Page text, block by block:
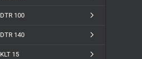
DTR 100
DTR 140
KLT 15